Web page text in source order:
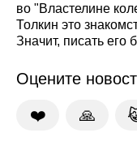
во "Властелине
Толкин это
Значит, писать его
Оцените
❤️ 🙏